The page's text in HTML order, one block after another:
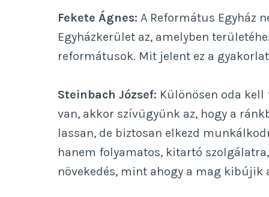
Fekete Ágnes: A Református Egyház
Egyházkerület az, amelyben
reformátusok. Mit jelent ez a
Steinbach József: Különösen oda
van, akkor szívügyünk az, hogy a
lassan, de biztosan elkezd
hanem folyamatos, kitartó
növekedés, mint ahogy a mag